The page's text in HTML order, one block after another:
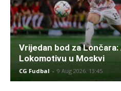
Vrijedan bod za
Lokomotivu u Moskvi
CG Fudbal - 9 Aug 2026. 13:45